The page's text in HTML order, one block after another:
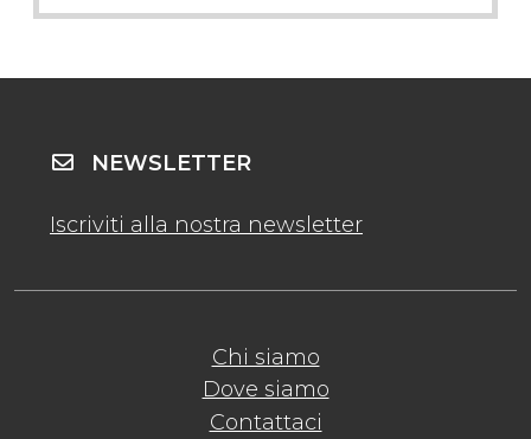
Chi siamo
Dove siamo
Contattaci
NEWSLETTER
Iscriviti alla nostra newsletter